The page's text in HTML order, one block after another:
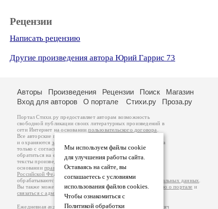
Рецензии
Написать рецензию
Другие произведения автора Юрий Гаррис 73
Мы используем файлы cookie
для улучшения работы сайта.
Оставаясь на сайте, вы
соглашаетесь с условиями
использования файлов cookies.
Чтобы ознакомиться с
Политикой обработки
Авторы Произведения Рецензии Поиск
Магазин
Вход для авторов
О портале Стихи.ру Проза.ру
Портал Стихи.ру предоставляет авторам возможность
свободной публикации своих литературных произведений в
сети Интернет на основаниипользовательского договора
Все авторские права на произведения принадлежат авторам
и охраняются законом
. Перепечатка произведений возможна
только с согласия его автора, к которому вы можете
обратиться на его авторской странице. Ответственность за
тексты произведений авторы несут самостоятельно на
основанииправил публикацииизаконодательства
Российской Федерации
обрабатываются на основанииПолитики обработки персональных данных
Вы также можете посмотреть более подробнуюинформацию о портале и
связаться с администрацией
Ежедневная аудитория портала Стихи.ру – порядка 200 тысяч